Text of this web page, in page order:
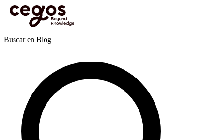
Skip to main content
Estás aquí:Inicio > Actualidades
Organizacional>Ley Karin: Oportunidades y desafíos
Publicaciones
Buscar en Blog